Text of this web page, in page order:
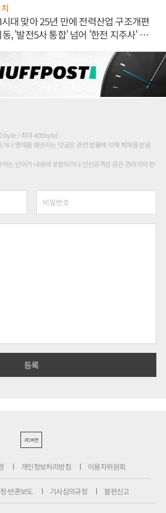
대 맞아 25년 만에 전력산업 구조개편
, '발전5사 통합' 넘어 '한전 지주사' 재편
byte / 최대 400byte)
나 명예를 훼손하는 댓글은 관련 법률에 의해 제재를 받을
는 단어가 내용에 포함되거나 인신공격성 글은 관리자의 판
PC버전
개인정보처리방침 이용자위원회
·반론보도 기사심의규정 불편신고